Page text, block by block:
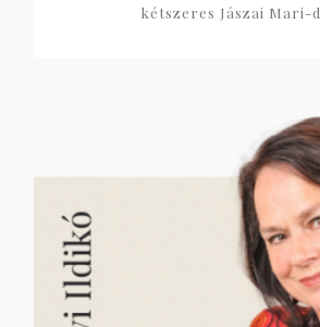
kétszeres Jászai Mari-